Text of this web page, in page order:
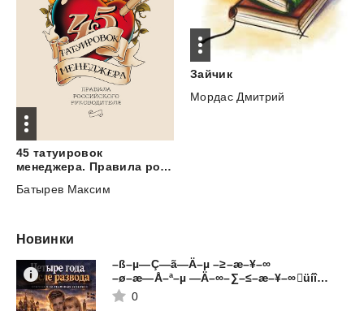
45 татуировок
менеджера. Правила российского руководителя
Батырев Максим
Зайчик
Мордас Дмитрий
Новинки
–ß–µ—Ç—ã—Ä–µ –≥–æ–¥–∞
–ø–æ—Å–ª–µ —Ä–∞–∑–≤–æ–¥–∞üíî‚ö°Ô∏è. –û—Å–Ω–æ–≤–∞–Ω–æ –Ω–∞ —Ä–µ–∞–ª—å–Ω—ã—Ö —Å–æ–±—ã—Ç–∏—è—Ö. 1—á
0